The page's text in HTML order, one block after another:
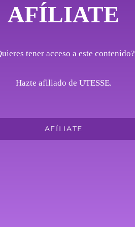
AFÍLIATE
tener acceso a este contenido?
Hazte afiliado de UTESSE.
AFÍLIATE